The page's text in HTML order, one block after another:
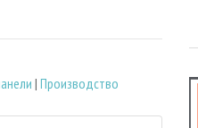
| Производство